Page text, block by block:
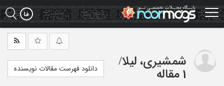
Skip
to
main
شمشیری، لیلا/
1 مقاله
دانلود فهرست مقالات نویسنده